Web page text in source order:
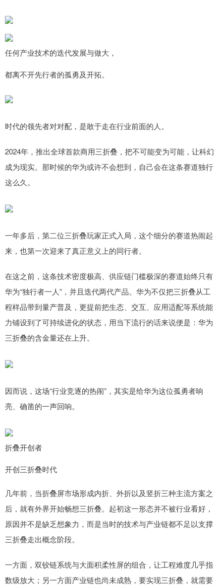
任何产业技术的迭代发展与做大，
都离不开先行者的孤勇及开拓。
时代的领先者对对配，是敢于走在行业前面的人。
2024年，推出全球首款商用三折叠，把不可能变为可能，让科幻
成为现实。那时候的华为或许不会想到，自己会在这条赛道独行
这么久。
一年多后，第二位三折叠玩家正式入局，这个细分的赛道热闹起
来，也第一次迎来了真正意义上的同行者。
在这之前，这条技术密度极高、供应链门槛极深的赛道始终只有
华为“独行者一人”，并且迭代两代产品。华为不仅把三折叠从工
程样品带到量产普及，更提前把生态、交互、应用适配等系统能
力铺设到了可持续进化的状态，用当下流行的话来说便是：华为
三折叠的含金量还在上升。
因而说，这场“行业竞逐的热闹”，其实是给华为这位孤勇者响
亮、确凿的一声回响。
折叠开创者
开创三折叠时代
几年前，当折叠屏市场形成内折、外折以及竖折三种主流方案之
后，就有外界开始畅想三折叠。起初这一形态并不被行业看好，
原因并不是缺乏想象力，而是当时的技术与产业链都不足以支撑
三折叠走出概念阶段。
一方面，双铰链系统与大面积柔性屏的组合，让工程难度几乎指
数级放大；另一方面产业链也尚未成熟，要实现三折叠，就需要